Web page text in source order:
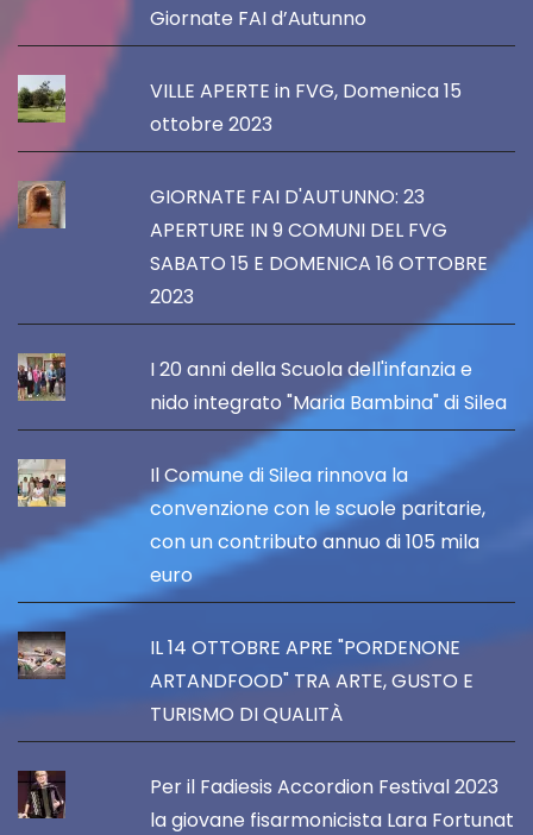
Giornate FAI d’Autunno
VILLE APERTE in FVG, Domenica 15
ottobre 2023
GIORNATE FAI D'AUTUNNO: 23
APERTURE IN 9 COMUNI DEL FVG
SABATO 15 E DOMENICA 16 OTTOBRE
2023
I 20 anni della Scuola dell'infanzia e
nido integrato "Maria Bambina" di Silea
Il Comune di Silea rinnova la
convenzione con le scuole paritarie,
con un contributo annuo di 105 mila
euro
IL 14 OTTOBRE APRE "PORDENONE
ARTANDFOOD" TRA ARTE, GUSTO E
TURISMO DI QUALITÀ
Per il Fadiesis Accordion Festival 2023
la giovane fisarmonicista Lara Fortunat